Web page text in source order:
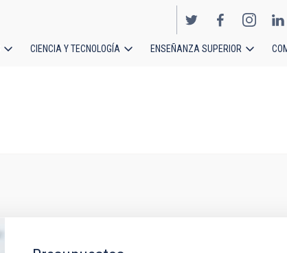
CIENCIA Y TECNOLOGÍA ENSEÑANZA SUPERIOR